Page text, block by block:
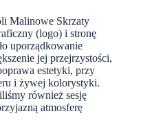
Malinowe Skrzaty
(logo) i stronę
uporządkowanie
jej przejrzystości,
estetyki, przy
i żywej kolorystyki.
również sesję
atmosferę